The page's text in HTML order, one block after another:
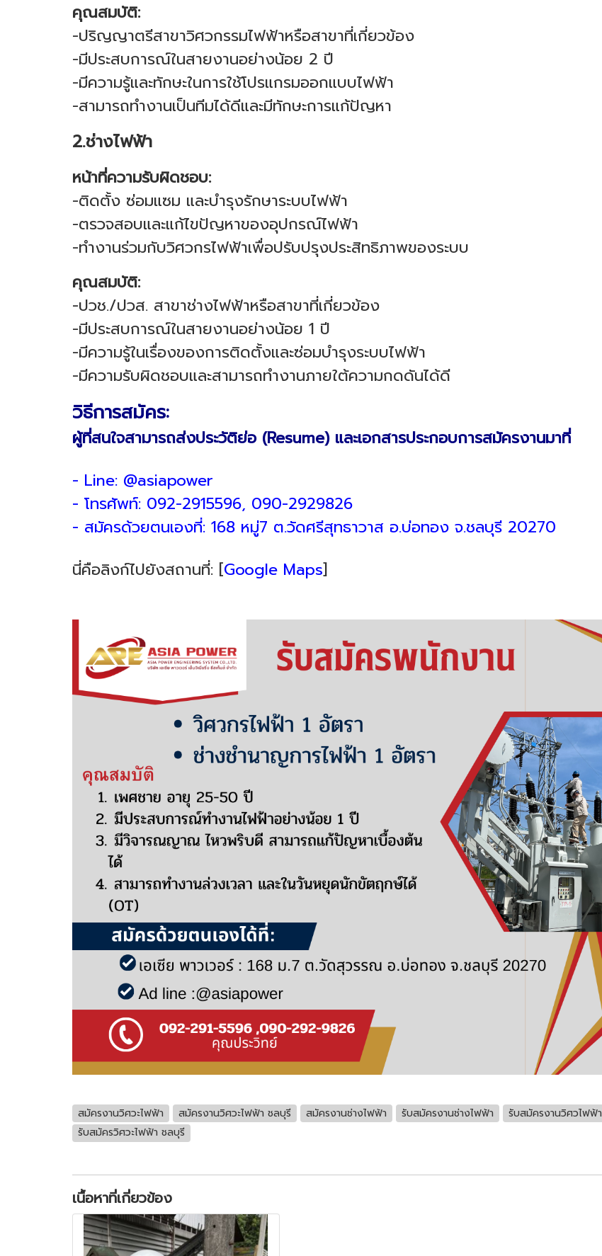
คุณสมบัติ:
-ปริญญาตรีสาขาวิศวกรรมไฟฟ้าหรือสาขาที่เกี่ยวข้อง
-มีประสบการณ์ในสายงานอย่างน้อย 2 ปี
-มีความรู้และทักษะในการใช้โปรแกรมออกแบบไฟฟ้า
-สามารถทำงานเป็นทีมได้ดีและมีทักษะการแก้ปัญหา
2.ช่างไฟฟ้า
หน้าที่ความรับผิดชอบ:
-ติดตั้ง ซ่อมแซม และบำรุงรักษาระบบไฟฟ้า
-ตรวจสอบและแก้ไขปัญหาของอุปกรณ์ไฟฟ้า
-ทำงานร่วมกับวิศวกรไฟฟ้าเพื่อปรับปรุงประสิทธิภาพของระบบ
คุณสมบัติ:
-ปวช./ปวส. สาขาช่างไฟฟ้าหรือสาขาที่เกี่ยวข้อง
-มีประสบการณ์ในสายงานอย่างน้อย 1 ปี
-มีความรู้ในเรื่องของการติดตั้งและซ่อมบำรุงระบบไฟฟ้า
-มีความรับผิดชอบและสามารถทำงานภายใต้ความกดดันได้ดี
วิธีการสมัคร:
ผู้ที่สนใจสามารถส่งประวัติย่อ (Resume) และเอกสารประกอบการสมัครงานมาที่
- Line: @asiapower
- โทรศัพท์: 092-2915596, 090-2929826
- สมัครด้วยตนเองที่: 168 หมู่7 ต.วัดศรีสุทธาวาส อ.บ่อทอง จ.ชลบุรี 20270
นี่คือลิงก์ไปยังสถานที่: [Google Maps]
สมัครงานวิศวะไฟฟ้า สมัครงานวิศวะไฟฟ้า ชลบุรี สมัครงานช่างไฟฟ้า รับสมัครงานช่างไฟฟ้า รับสมัครงานวิศวไฟฟ้า
รับสมัครวิศวะไฟฟ้า ชลบุรี
เนื้อหาที่เกี่ยวข้อง